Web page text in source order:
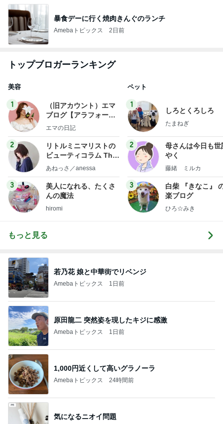
暴食デーに行く焼肉きんぐのランチ
Amebaトピックス 2日前
トップブロガーランキング
美容
1
（旧アカウント）エマ
ブログ【アラフォー会
社売却セカンドライ
エマの日記
2
リトルミニマリストの
ビューティコラム The
little minimalist's bea
あねっさ／anessa
3
美人になれる、たくさ
んの魔法
hiromi
ペット
1
しろとくろしろ
たまねぎ
2
母さんは今日も世
やく
藤緒 ミルカ
3
白柴 『きなこ』
楽ブログ
ひろ☆みき
もっと見る
若乃花 娘と中華街でリベンジ
Amebaトピックス 1日前
原田龍二 突然姿を現したキジに感激
Amebaトピックス 1日前
1,000円近くして高いグラノーラ
Amebaトピックス 24時間前
気になるニオイ問題